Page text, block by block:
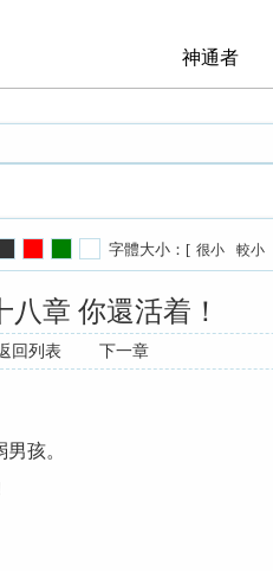
神通者
字體大小：[ 很小 較小
八章 你還活着！
回列表 下一章
孩。